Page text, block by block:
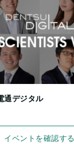
通デジタル
イベントを確認する